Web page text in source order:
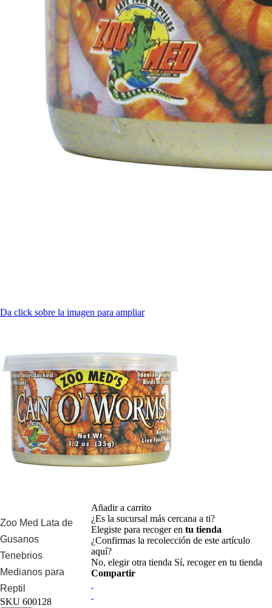
Da click sobre la imagen para ampliar
Zoo Med Lata de
Gusanos
Tenebrios
Medianos para
Reptil
SKU 600128
Añadir a carrito
¿Es la sucursal más cercana a ti?
Elegiste para recoger en tu tienda
¿Confirmas la recolección de este artículo
aquí?
No, elegir otra tienda Sí, recoger en tu tienda
Compartir